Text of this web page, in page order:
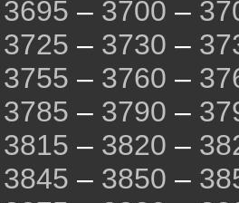
3695 – 3700 –
3725 – 3730 –
3755 – 3760 –
3785 – 3790 –
3815 – 3820 –
3845 – 3850 –